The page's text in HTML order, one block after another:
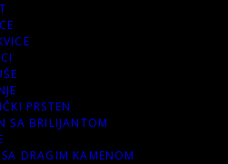
PRSTEN
SA BRILIJANTOM
DRAGIM KAMENOM